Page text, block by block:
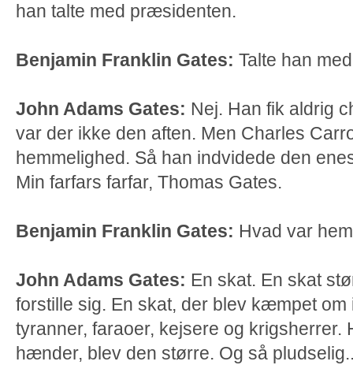
han talte med præsidenten.
Benjamin Franklin Gates: Talte han
John Adams Gates: Nej. Han fik aldrig
var der ikke den aften. Men Charles
hemmelighed. Så han indvidede den
Min farfars farfar, Thomas Gates.
Benjamin Franklin Gates: Hvad var
John Adams Gates: En skat. En skat
forstille sig. En skat, der blev kæmpet om
tyranner, faraoer, kejsere og krigsherrer.
hænder, blev den større. Og så